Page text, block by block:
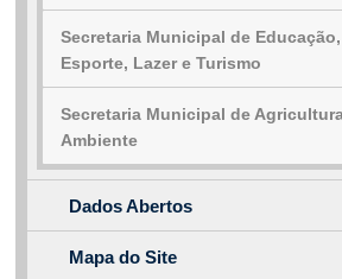
Secretaria Municipal de
Esporte, Lazer e Turismo
Secretaria Municipal de
Ambiente
Dados Abertos
Mapa do Site